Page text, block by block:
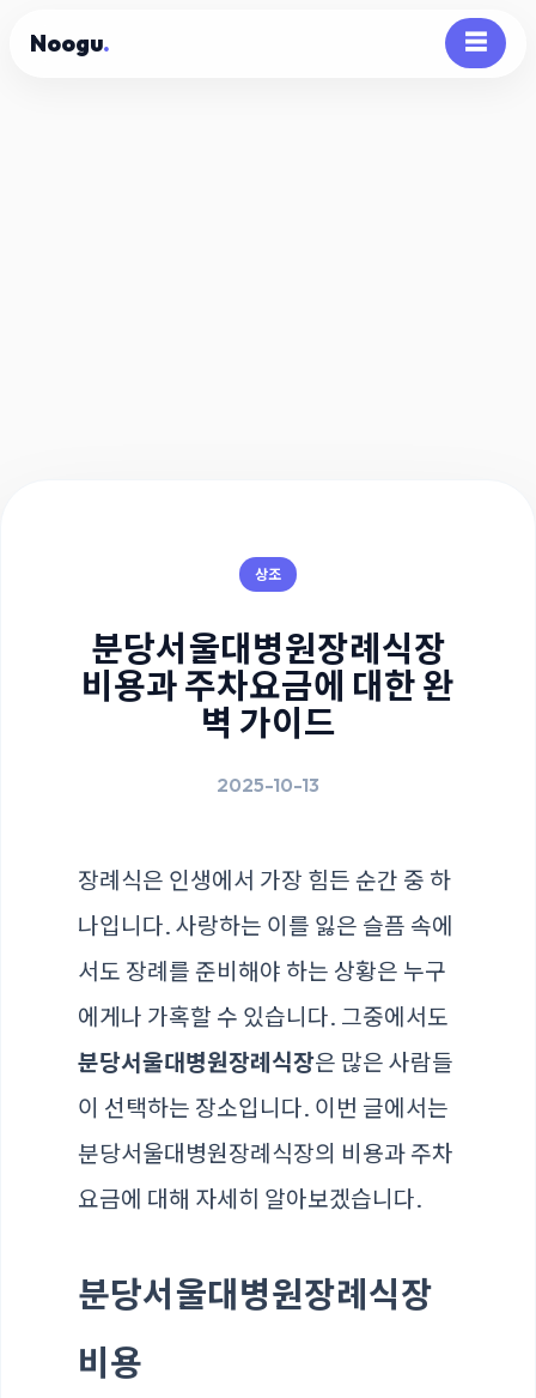
Noogu. ☰
상조
분당서울대병원장례식장
비용과 주차요금에 대한 완
벽 가이드
2025-10-13
장례식은 인생에서 가장 힘든 순간 중 하
나입니다. 사랑하는 이를 잃은 슬픔 속에
서도 장례를 준비해야 하는 상황은 누구
에게나 가혹할 수 있습니다. 그중에서도
분당서울대병원장례식장은 많은 사람들
이 선택하는 장소입니다. 이번 글에서는
분당서울대병원장례식장의 비용과 주차
요금에 대해 자세히 알아보겠습니다.
분당서울대병원장례식장
비용